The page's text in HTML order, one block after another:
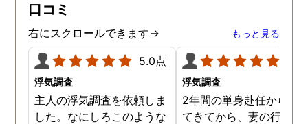
口コミ
右にスクロールできます→ もっと見る
5.0点
浮気調査
主人の浮気調査を依頼しま
した。なにしろこのような
浮気調査
2年間の単身赴任から帰
てきてから、妻の行動に